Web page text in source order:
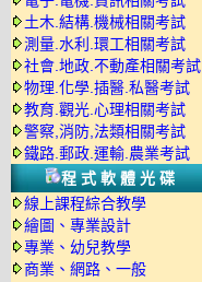
土木.結構.機械相關考試
測量.水利.環工相關考試
社會.地政.不動產相關考試
物理.化學.插醫.私醫考試
教育.觀光.心理相關考試
警察,消防,法類相關考試
鐵路.郵政.運輸.農業考試
程式軟體光碟
線上課程綜合教學
繪圖、專業設計
專業、幼兒教學
商業、網路、一般